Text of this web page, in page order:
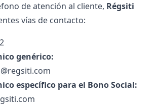
de atención al cliente, Régsiti
vías de contacto:
genérico:
específico para el Bono Social: